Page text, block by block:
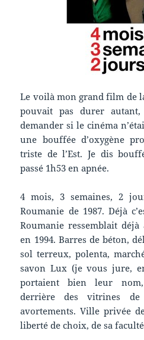
Le voilà mon grand film de
pouvait pas durer
demander si le cinéma
une bouffée d’oxygène
triste de l’Est. Je dis
passé 1h53 en apnée.
4 mois, 3 semaines, 2
Roumanie de 1987. Déjà
Roumanie ressemblait
en 1994. Barres de béton,
sol terreux, polenta,
savon Lux (je vous jure,
portaient bien leur
derrière des vitrines de
avortements. Ville privée
liberté de choix, de sa